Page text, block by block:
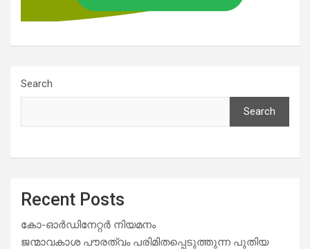
Search
Search
Recent Posts
കോ-ഓർഡിനേറ്റർ നിയമനം
ജന്മാവകാശ പൗരത്വം പരിമിതപ്പെടുത്തുന്ന പുതിയ